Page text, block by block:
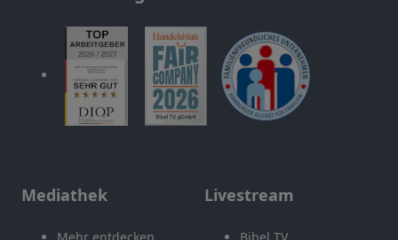
Mediathek Livestream